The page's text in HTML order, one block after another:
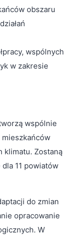
obszaru
wspólnych
w zakresie
wspólnie
klimatu. Zostaną
11 powiatów
do zmian
opracowanie
W